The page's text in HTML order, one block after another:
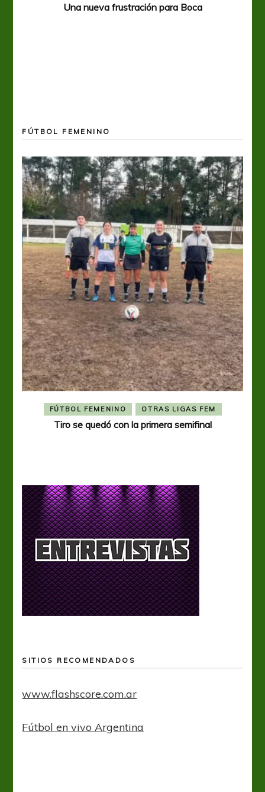
Una nueva frustración para Boca
FÚTBOL FEMENINO
FÚTBOL FEMENINO OTRAS LIGAS FEM
Tiro se quedó con la primera semifinal
SITIOS RECOMENDADOS
www.flashscore.com.ar
Fútbol en vivo Argentina